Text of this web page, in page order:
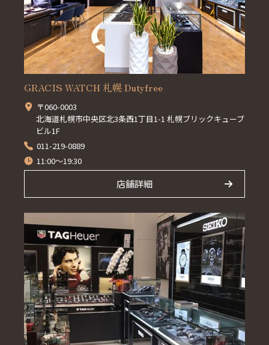
GRACIS WATCH 札幌 Dutyfree
〒060-0003
北海道札幌市中央区北3条西1丁目1-1 札幌ブリックキューブ
ビル1F
011-219-0889
11:00～19:30
店舗詳細